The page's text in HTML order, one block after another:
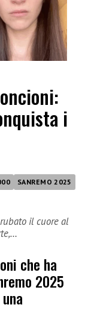
i
SANREMO 2025
il cuore al
che ha
2025